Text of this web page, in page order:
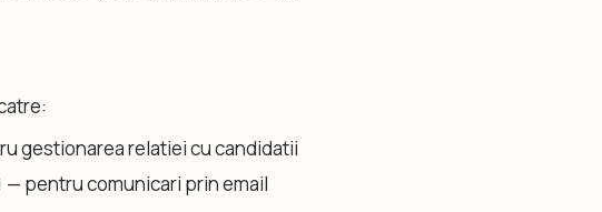
gestionarea relatiei cu candidatii
— pentru comunicari prin email